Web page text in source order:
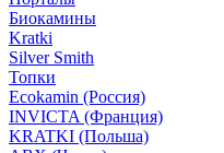
Биокамины
Kratki
Silver Smith
Топки
Ecokamin (Россия)
INVICTA (Франция)
KRATKI (Польша)